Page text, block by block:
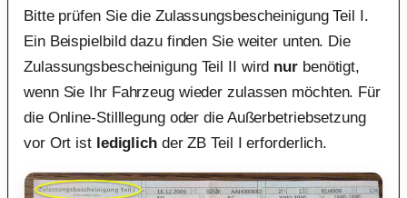
Bitte prüfen Sie die Zulassungsbescheinigung Teil I.
Ein Beispielbild dazu finden Sie weiter unten. Die
Zulassungsbescheinigung Teil II wird nur benötigt,
wenn Sie Ihr Fahrzeug wieder zulassen möchten. Für
die Online-Stilllegung oder die Außerbetriebsetzung
vor Ort ist lediglichder ZB Teil I erforderlich.